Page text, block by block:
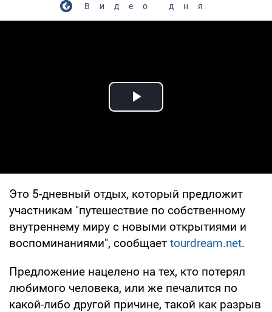
Видео дня
Play Video
Это 5-дневный отдых, который предложит
участникам "путешествие по собственному
внутреннему миру с новыми открытиями и
воспоминаниями", сообщает tourdream.net.
Предложение нацелено на тех, кто потерял
любимого человека, или же печалится по
какой-либо другой причине, такой как разрыв